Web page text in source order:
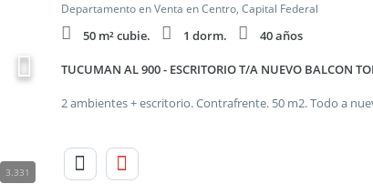
3.331
Departamento en Venta en Centro, Capital Federal
50 m² cubie. 1 dorm. 40 años
TUCUMAN AL 900 - ESCRITORIO T/A NUEVO BALCON